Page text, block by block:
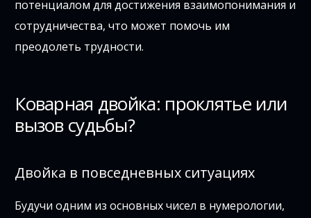
потенциалом для достижения взаимопонимания и
сотрудничества, что может помочь им
преодолеть трудности.
Коварная двойка: проклятье или
вызов судьбы?
Двойка в повседневных ситуациях
Будучи одним из основных чисел в нумерологии,